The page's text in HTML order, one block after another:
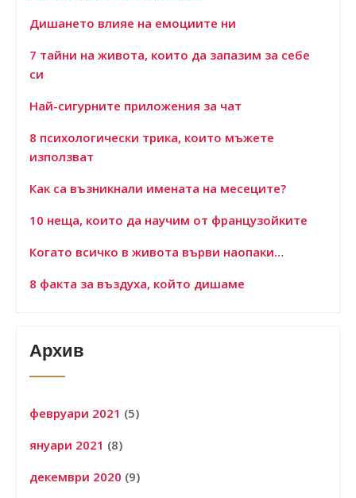
Дишането влияе на емоциите ни
7 тайни на живота, които да запазим за себе
си
Най-сигурните приложения за чат
8 психологически трика, които мъжете
използват
Как са възникнали имената на месеците?
10 неща, които да научим от французойките
Когато всичко в живота върви наопаки…
8 факта за въздуха, който дишаме
Архив
февруари 2021 (5)
януари 2021 (8)
декември 2020 (9)